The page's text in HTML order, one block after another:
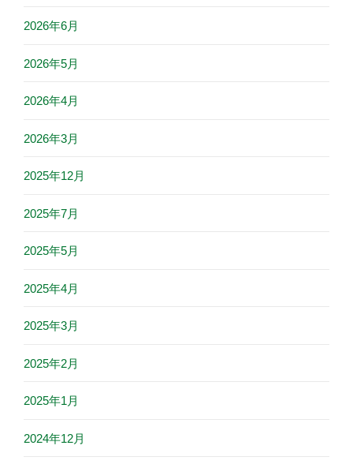
2026年6月
2026年5月
2026年4月
2026年3月
2025年12月
2025年7月
2025年5月
2025年4月
2025年3月
2025年2月
2025年1月
2024年12月